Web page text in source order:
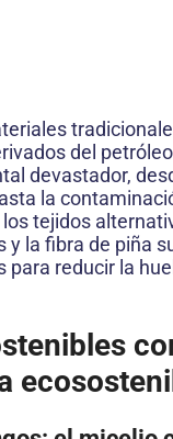
del
devastador,
la
tejidos
y la fibra de piña
para reducir la